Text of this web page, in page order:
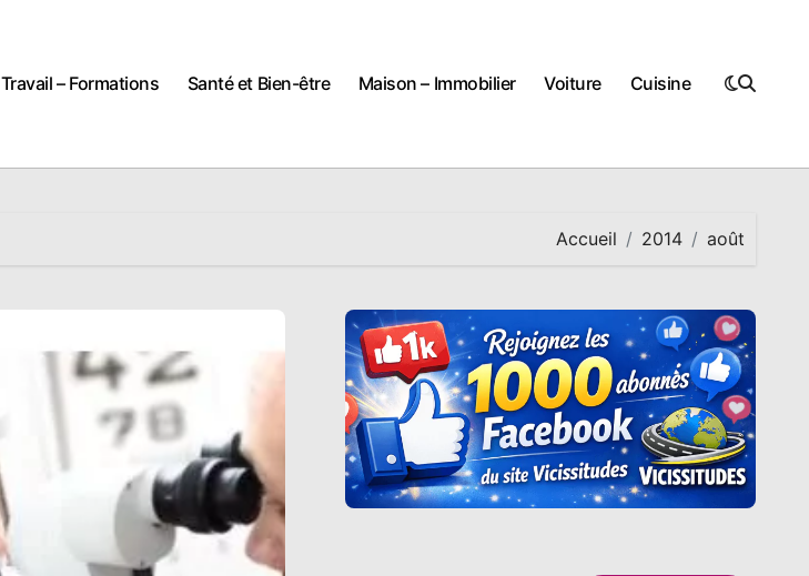
Travail – Formations Santé et Bien-être Maison – Immobilier Voiture Cuisine
Accueil 2014 août